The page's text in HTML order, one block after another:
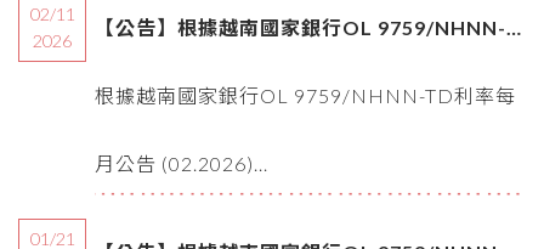
02/11
2026
【公告】根據越南國家銀行OL 9759/NHNN-
TD利率每月公告 (02.2026)
根據越南國家銀行OL 9759/NHNN-TD利率每
月公告 (02.2026)...
01/21